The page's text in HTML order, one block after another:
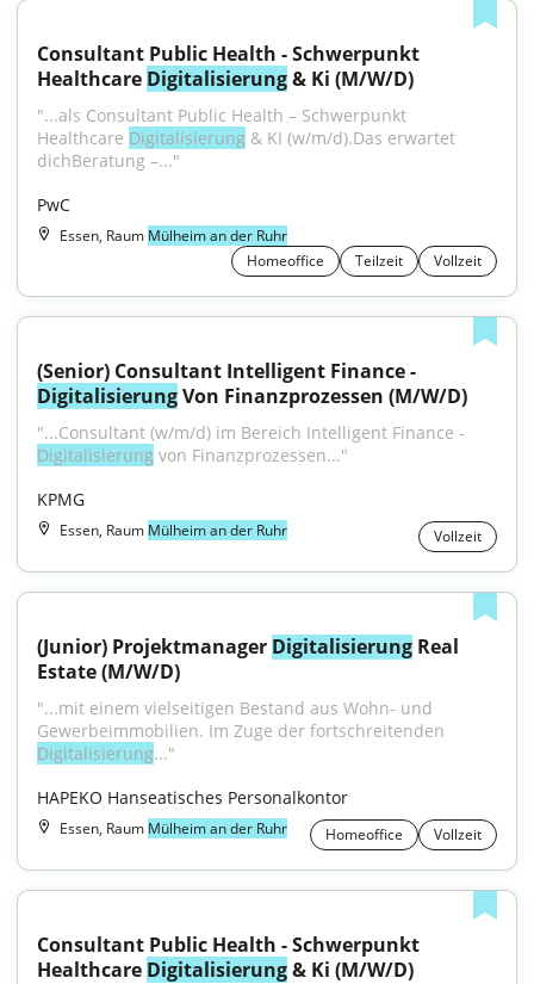
Consultant Public Health - Schwerpunkt
Healthcare Digitalisierung & Ki (M/W/D)
"...als Consultant Public Health – Schwerpunkt
Healthcare Digitalisierung & KI (w/m/d).Das erwartet
dichBeratung –..."
PwC
Essen, Raum Mülheim an der Ruhr
Homeoffice
Teilzeit Vollzeit
Digitalisierung Von Finanzprozessen (M/W/D)
Digitalisierung von Finanzprozessen..."
KPMG
Essen, Raum Mülheim an der Ruhr Vollzeit
(Junior) Projektmanager Digitalisierung Real
Estate (M/W/D)
"...mit einem vielseitigen Bestand aus Wohn- und
Digitalisierung..."
HAPEKO Hanseatisches Personalkontor
Essen, Raum Mülheim an der Ruhr Homeoffice Vollzeit
Consultant Public Health - Schwerpunkt
Healthcare Digitalisierung & Ki (M/W/D)